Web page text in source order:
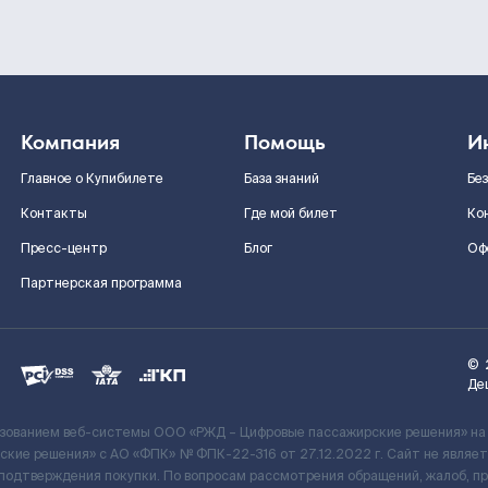
Компания
Главное о Купибилете
Контакты
Пресс-центр
Партнерская программа
Помощь
База знаний
Где мой билет
Блог
©
веб-системы ООО «РЖД – Цифровые пассажирские решения»
решения» c АО «ФПК» № ФПК-22-316 от 27.12.2022 г. Сайт не
покупки. По вопросам рассмотрения обращений, жалоб,